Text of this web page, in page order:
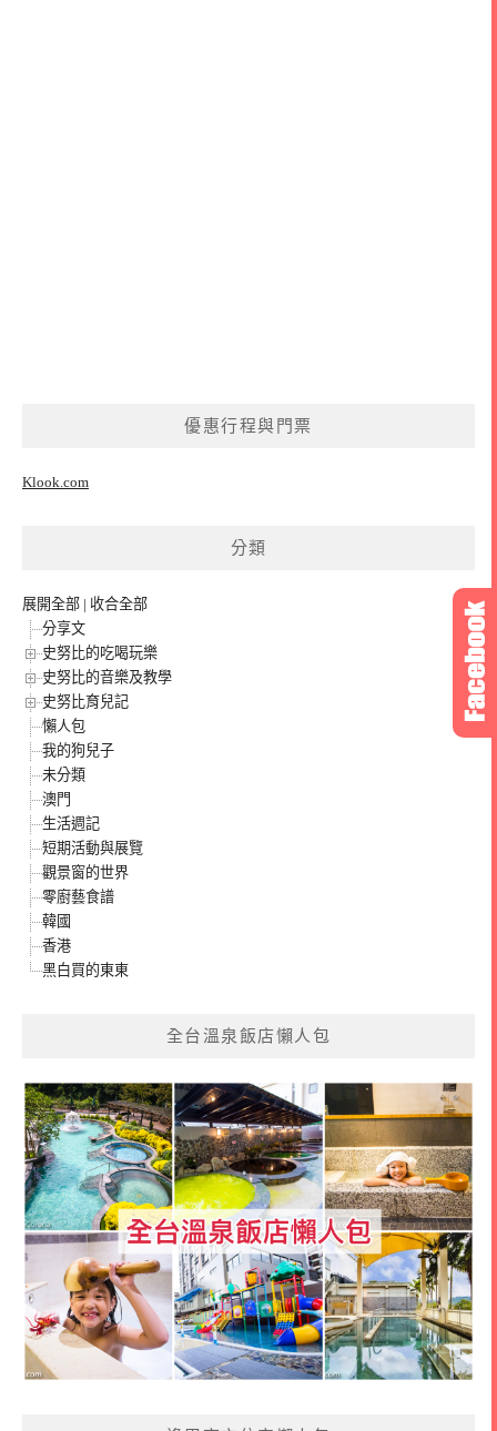
優惠行程與門票
Klook.com
分類
展開全部 | 收合全部
分享文
史努比的吃喝玩樂
史努比的音樂及教學
史努比育兒記
懶人包
我的狗兒子
未分類
澳門
生活週記
短期活動與展覽
觀景窗的世界
零廚藝食譜
韓國
香港
黑白買的東東
全台溫泉飯店懶人包